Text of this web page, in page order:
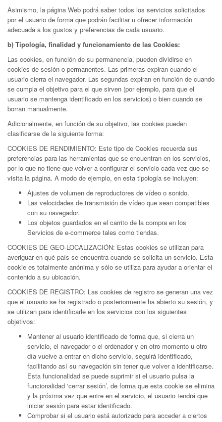
Asimismo, la página Web podrá saber todos los servicios solicitados
por el usuario de forma que podrán facilitar u ofrecer información
adecuada a los gustos y preferencias de cada usuario.
b) Tipología, finalidad y funcionamiento de las Cookies:
Las cookies, en función de su permanencia, pueden dividirse en
cookies de sesión o permanentes. Las primeras expiran cuando el
usuario cierra el navegador. Las segundas expiran en función de cuando
se cumpla el objetivo para el que sirven (por ejemplo, para que el
usuario se mantenga identificado en los servicios) o bien cuando se
borran manualmente.
Adicionalmente, en función de su objetivo, las cookies pueden
clasificarse de la siguiente forma:
COOKIES DE RENDIMIENTO: Este tipo de Cookies recuerda sus
preferencias para las herramientas que se encuentran en los servicios,
por lo que no tiene que volver a configurar el servicio cada vez que se
visita la página. A modo de ejemplo, en esta tipología se incluyen:
Ajustes de volumen de reproductores de vídeo o sonido.
Las velocidades de transmisión de vídeo que sean compatibles
con su navegador.
Los objetos guardados en el carrito de la compra en los
Servicios de e-commerce tales como tiendas.
COOKIES DE GEO-LOCALIZACIÓN: Estas cookies se utilizan para
averiguar en qué país se encuentra cuando se solicita un servicio. Esta
cookie es totalmente anónima y sólo se utiliza para ayudar a orientar el
contenido a su ubicación.
COOKIES DE REGISTRO: Las cookies de registro se generan una vez
que el usuario se ha registrado o posteriormente ha abierto su sesión, y
se utilizan para identificarle en los servicios con los siguientes
objetivos:
Mantener al usuario identificado de forma que, si cierra un
servicio, el navegador o el ordenador y en otro momento u otro
día vuelve a entrar en dicho servicio, seguirá identificado,
facilitando así su navegación sin tener que volver a identificarse.
Esta funcionalidad se puede suprimir si el usuario pulsa la
funcionalidad ‘cerrar sesión’, de forma que esta cookie se elimina
y la próxima vez que entre en el servicio, el usuario tendrá que
iniciar sesión para estar identificado.
Comprobar si el usuario está autorizado para acceder a ciertos